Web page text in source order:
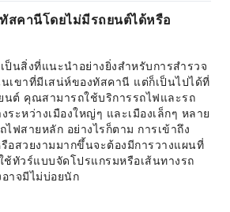
สคานีโดยไม่มีรถยนต์ได้หรือ
ป็นสิ่งที่แนะนำอย่างยิ่งสำหรับการสำรวจ
เขาที่มีเสน่ห์ของทัสคานี แต่ก็เป็นไปได้ที่
นต์ คุณสามารถใช้บริการรถไฟและรถ
ระหว่างเมืองใหญ่ๆ และเมืองเล็กๆ หลาย
ไฟสายหลัก อย่างไรก็ตาม การเข้าถึง
อสวยงามมากขึ้นจะต้องมีการวางแผนที่
ทัวร์แบบจัดโปรแกรมหรือเส้นทางรถ
าจมีไม่บ่อยนัก